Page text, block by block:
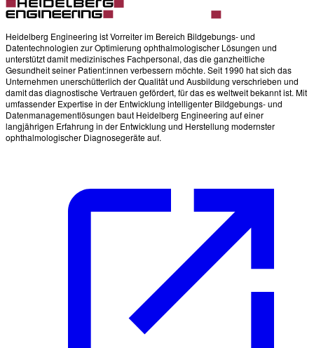
Heidelberg Engineering ist Vorreiter im Bereich Bildgebungs- und
Datentechnologien zur Optimierung ophthalmologischer Lösungen und
unterstützt damit medizinisches Fachpersonal, das die ganzheitliche
Gesundheit seiner Patient:innen verbessern möchte. Seit 1990 hat sich das
Unternehmen unerschütterlich der Qualität und Ausbildung verschrieben und
damit das diagnostische Vertrauen gefördert, für das es weltweit bekannt ist. Mit
umfassender Expertise in der Entwicklung intelligenter Bildgebungs- und
Datenmanagementlösungen baut Heidelberg Engineering auf einer
langjährigen Erfahrung in der Entwicklung und Herstellung modernster
ophthalmologischer Diagnosegeräte auf.